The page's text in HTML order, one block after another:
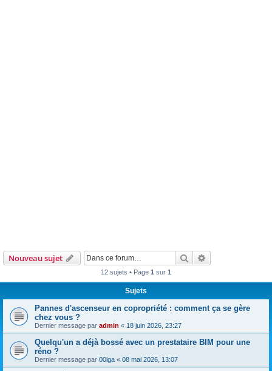
Nouveau sujet Rechercher
12 sujets • Page 1 sur 1
Sujets
Pannes d'ascenseur en copropriété : comment ça se gère
chez vous ?
Dernier message par admin « 18 juin 2026, 23:27
Quelqu'un a déjà bossé avec un prestataire BIM pour une
réno ?
Dernier message par 00lga « 08 mai 2026, 13:07